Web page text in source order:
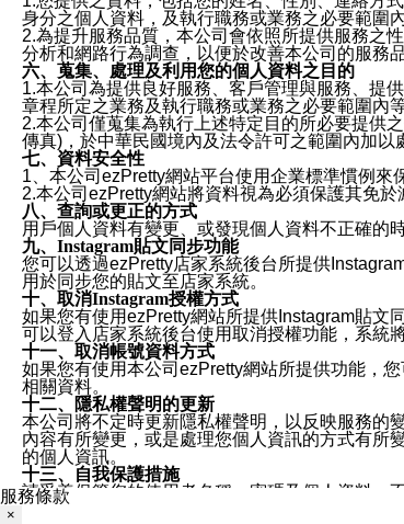
身分之個人資料，及執行職務或業務之必要範圍
2.為提升服務品質，本公司會依照所提供服務之
分析和網路行為調查，以便於改善本公司的服務
六、蒐集、處理及利用您的個人資料之目的
1.本公司為提供良好服務、客戶管理與服務、提
章程所定之業務及執行職務或業務之必要範圍內
2.本公司僅蒐集為執行上述特定目的所必要提供
傳真)，於中華民國境內及法令許可之範圍內加以
七、資料安全性
1、本公司ezPretty網站平台使用企業標準慣例
2.本公司ezPretty網站將資料視為必須保護其免
八、查詢或更正的方式
用戶個人資料有變更、或發現個人資料不正確的
九、Instagram貼文同步功能
您可以透過ezPretty店家系統後台所提供
用於同步您的貼文至店家系統。
十、取消Instagram授權方式
如果您有使用ezPretty網站所提供Instagram貼文
可以登入店家系統後台使用取消授權功能，系統
十一、取消帳號資料方式
如果您有使用本公司ezPretty網站所提供功能，
相關資料。
十二、隱私權聲明的更新
本公司將不定時更新隱私權聲明，以反映服務的
內容有所變更，或是處理您個人資訊的方式有所
的個人資訊。
十三、自我保護措施
請妥善保管您的使用者名稱、密碼及個人資料，
窗，以防止他人讀取您的個人資料、信件或進入
服務條款
×